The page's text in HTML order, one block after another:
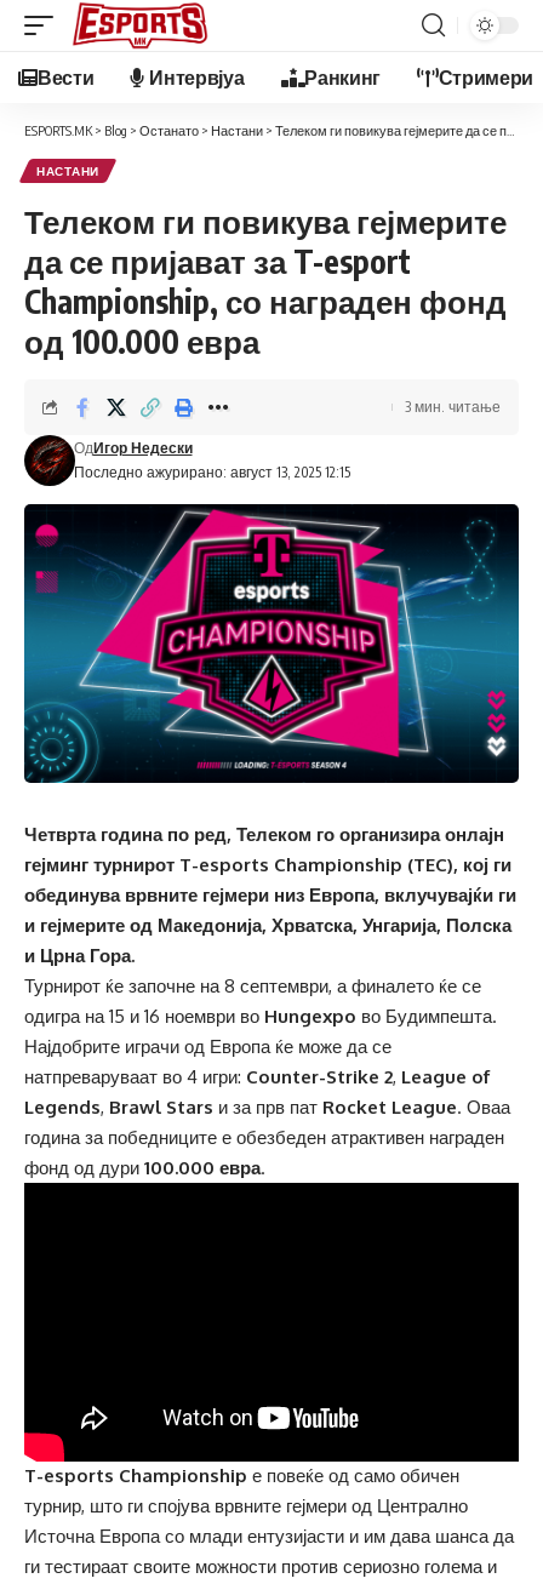
Вести Интервјуа Ранкинг Стримери
ESPORTS.MK > Blog > Останато > Настани > Телеком ги повикува гејмерите да се пријават за T-esport Championship, со награден фонд од 100.000 евра
НАСТАНИ
Телеком ги повикува гејмерите
да се пријават за T-esport
Championship, со награден фонд
од 100.000 евра
Последно ажурирано: август 13, 2025 12:15
ОдИгор Недески
3 мин. читање
Четврта година по ред, Телеком го организира онлајн
гејминг турнирот T-esports Championship (TEC), кој ги
обединува врвните гејмери низ Европа, вклучувајќи ги
и гејмерите од Македонија, Хрватска, Унгарија, Полска
и Црна Гора.
Турнирот ќе започне на 8 септември, а финалето ќе се
одигра на 15 и 16 ноември во Hungexpo во Будимпешта.
Најдобрите играчи од Европа ќе може да се
натпреваруваат во 4 игри: Counter-Strike 2, League of
Legends, Brawl Stars и за прв пат Rocket League. Оваа
година за победниците е обезбеден атрактивен награден
фонд од дури 100.000 евра.
T-esports Championship е повеќе од само обичен
турнир, што ги спојува врвните гејмери од Централно
Источна Европа со млади ентузијасти и им дава шанса да
ги тестираат своите можности против сериозно голема и